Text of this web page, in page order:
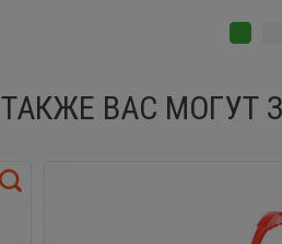
ТАКЖЕ ВАС МОГУТ